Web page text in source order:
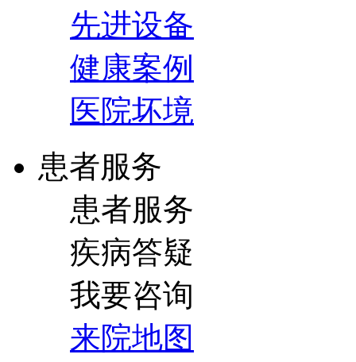
先进设备
健康案例
医院坏境
患者服务
患者服务
疾病答疑
我要咨询
来院地图